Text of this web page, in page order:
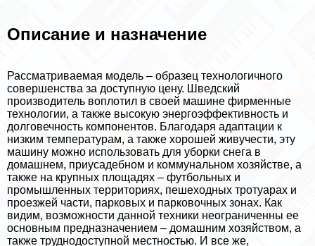
Описание и назначение
Рассматриваемая модель – образец технологичного
совершенства за доступную цену. Шведский
производитель воплотил в своей машине фирменные
технологии, а также высокую энергоэффективность и
долговечность компонентов. Благодаря адаптации к
низким температурам, а также хорошей живучести, эту
машину можно использовать для уборки снега в
домашнем, приусадебном и коммунальном хозяйстве, а
также на крупных площадях – футбольных и
промышленных территориях, пешеходных тротуарах и
проезжей части, парковых и парковочных зонах. Как
видим, возможности данной техники неограниченны ее
основным предназначением – домашним хозяйством, а
также труднодоступной местностью. И все же,